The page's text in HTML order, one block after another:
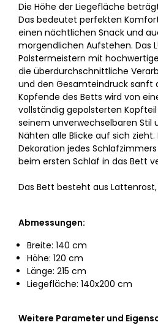
Die Höhe der Liegefläche
Das bedeutet perfekten
einen nächtlichen Snack und
morgendlichen Aufstehen. Das
Polstermeistern mit
die überdurchschnittliche
und den Gesamteindruck sanft
Kopfende des Betts wird von
vollständig gepolsterten
seinem unverwechselbaren Stil
Nähten alle Blicke auf sich zieht.
Dekoration jedes
beim ersten Schlaf in das Bett
Das Bett besteht aus
Abmessungen:
Breite: 140 cm
Höhe: 120 cm
Länge: 215 cm
Liegefläche: 140x200 cm
Weitere Parameter und